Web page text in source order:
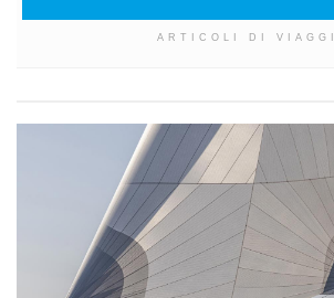
ARTICOLI DI VIAGGI